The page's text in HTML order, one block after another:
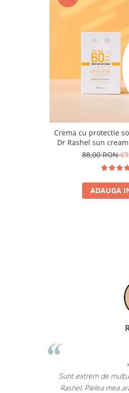
Crema cu protectie
Dr Rashel sun
88,00 RON
ADAUGA
Cristina Herea
Dr. Rashel sunt absolut